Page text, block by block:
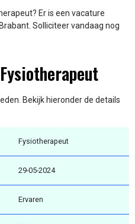
Er is een vacature
Solliciteer vandaag nog
Bekijk hieronder de details
Fysiotherapeut
29-05-2024
Ervaren